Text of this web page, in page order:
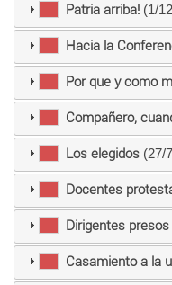
Patria arriba!(1/
Hacia la
Por que y como
Compañero,
Los elegidos(27/
Docentes
Dirigentes presos
Casamiento a la